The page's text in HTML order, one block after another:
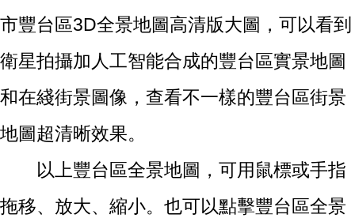
市豐台區3D全景地圖高清版大圖，可以看到
衛星拍攝加人工智能合成的豐台區實景地圖
和在綫街景圖像，查看不一樣的豐台區街景
地圖超清晰效果。
以上豐台區全景地圖，可用鼠標或手指
拖移、放大、縮小。也可以點擊豐台區全景